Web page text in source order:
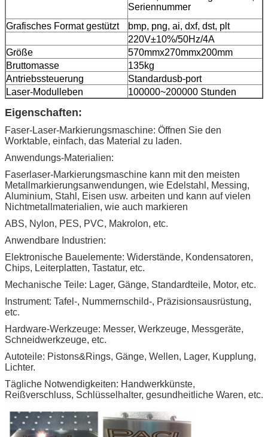
Seriennummer
Grafisches Format gestützt
bmp, png, ai, dxf, dst, plt
220V±10%/50Hz/4A
Größe
570mmx270mmx200mm
Bruttomasse
135kg
Antriebssteuerung
Standardusb-port
Laser-Modulleben
100000~200000 Stunden
Eigenschaften:
Faser-Laser-Markierungsmaschine: Öffnen Sie den
Worktable, einfach, das Material zu laden.
Anwendungs-Materialien:
Faserlaser-Markierungsmaschine kann mit den meisten
Metallmarkierungsanwendungen, wie Edelstahl, Messing,
Aluminium, Stahl, Eisen usw. arbeiten und kann auf vielen
Nichtmetallmaterialien, wie auch markieren
ABS, Nylon, PES, PVC, Makrolon, etc.
Anwendbare Industrien:
Elektronische Bauelemente: Widerstände, Kondensatoren,
Chips, Leiterplatten, Tastatur, etc.
Mechanische Teile: Lager, Gänge, Standardteile, Motor, etc.
Instrument: Tafel-, Nummernschild-, Präzisionsausrüstung,
etc.
Hardware-Werkzeuge: Messer, Werkzeuge, Messgeräte,
Schneidwerkzeuge, etc.
Autoteile: Pistons&Rings, Gänge, Wellen, Lager, Kupplung,
Lichter.
Tägliche Notwendigkeiten: Handwerkkünste,
Reißverschluss, Schlüsselhalter, gesundheitliche Waren, etc.